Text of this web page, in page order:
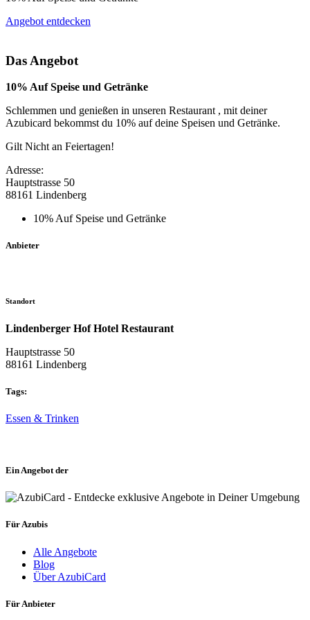
Angebot entdecken
Das Angebot
10% Auf Speise und Getränke
Schlemmen und genießen in unseren Restaurant , mit deiner
Azubicard bekommst du 10% auf deine Speisen und Getränke.
Gilt Nicht an Feiertagen!
Adresse:
Hauptstrasse 50
88161 Lindenberg
10% Auf Speise und Getränke
Anbieter
Standort
Lindenberger Hof Hotel Restaurant
Hauptstrasse 50
88161 Lindenberg
Tags:
Essen & Trinken
Ein Angebot der
Für Azubis
Alle Angebote
Blog
Über AzubiCard
Für Anbieter